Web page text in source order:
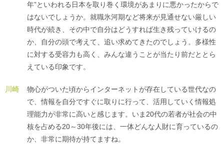
年”といわれる日本を取り巻く環境があまりに悪かったからで
はないでしょうか。就職氷河期など将来が見通せない厳しい
時代が続き、その中で自分はどうすれば生き残っていけるの
か、自分の頭で考えて、追い求めてきたのでしょう。多様性
に対する受容力も高く、みんな違うことが当たり前だととら
えている印象です。
川崎
物心がついた頃からインターネットが存在している世代なの
で、情報を自分ですぐに取りに行って、活用していく情報処
理能力が非常に高いと感じます。いま20代の若者が社会の中
核を占める20～30年後には、一体どんな人財に育っているの
か、非常に期待が持てますね。